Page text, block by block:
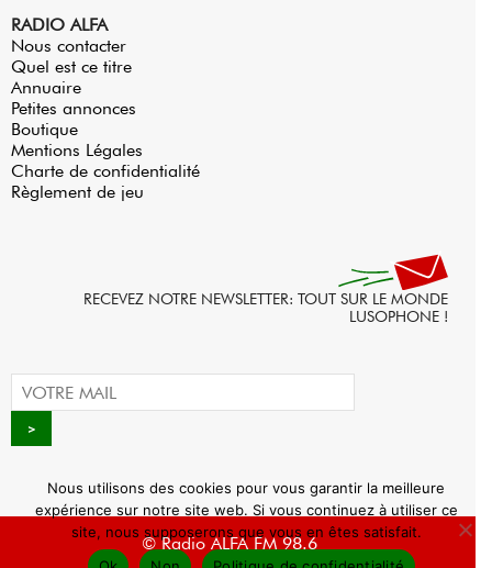
RADIO ALFA
Nous contacter
Quel est ce titre
Annuaire
Petites annonces
Boutique
Mentions Légales
Charte de confidentialité
Règlement de jeu
RECEVEZ NOTRE NEWSLETTER: TOUT SUR LE MONDE
LUSOPHONE !
© Radio ALFA FM 98.6
Nous utilisons des cookies pour vous garantir la meilleure
expérience sur notre site web. Si vous continuez à utiliser ce
site, nous supposerons que vous en êtes satisfait.